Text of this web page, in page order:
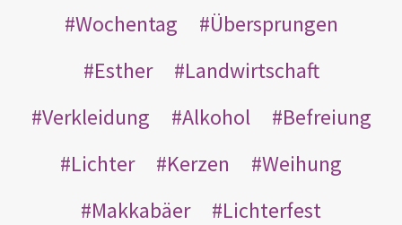
Wochentag
Übersprungen
Esther
Landwirtschaft
Verkleidung
Alkohol
Befreiung
Lichter
Kerzen
Weihung
Makkabäer
Lichterfest